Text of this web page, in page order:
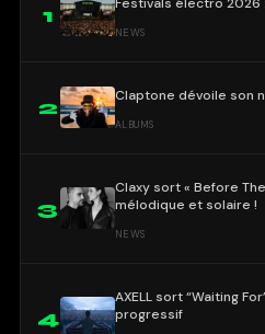
1
NEWS
2
Claptone dévoile son
ALBUMS
3
Claxy sort « Before
mélodique et solaire !
NEWS
4
AXELL sort “Waiting
progressif